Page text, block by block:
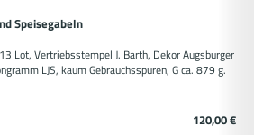
Speisegabeln
Lot, Vertriebsstempel J. Barth, Dekor Augsburger
LJS, kaum Gebrauchsspuren, G ca. 879 g.
120,00 €